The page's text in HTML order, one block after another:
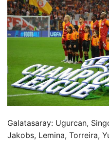
Galatasaray: Ugurcan,
Jakobs, Lemina, Torreira,